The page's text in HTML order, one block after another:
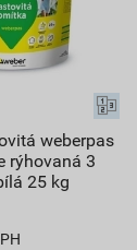
weberpas
rýhovaná 3
25 kg